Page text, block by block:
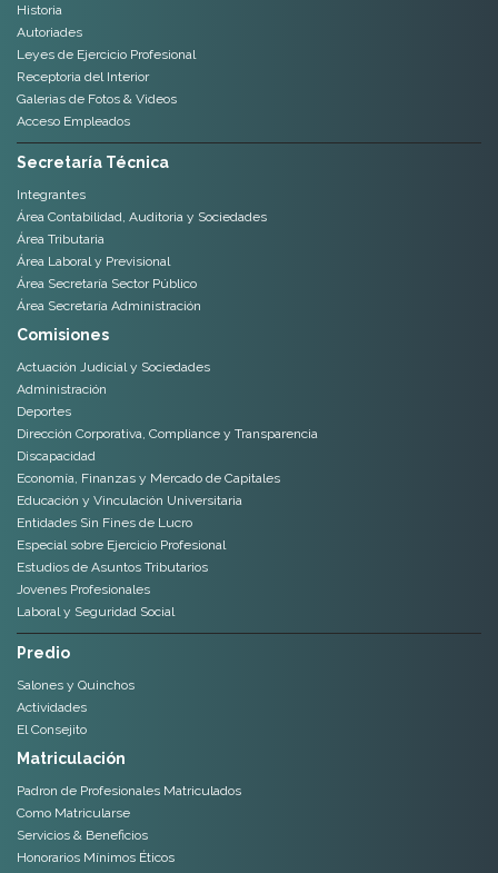
Historia
Autoriades
Leyes de Ejercicio Profesional
Receptoria del Interior
Galerias de Fotos & Videos
Acceso Empleados
Secretaría Técnica
Integrantes
Área Contabilidad, Auditoria y Sociedades
Área Tributaria
Área Laboral y Previsional
Área Secretaría Sector Público
Área Secretaría Administración
Comisiones
Actuación Judicial y Sociedades
Administración
Deportes
Dirección Corporativa, Compliance y Transparencia
Discapacidad
Economía, Finanzas y Mercado de Capitales
Educación y Vinculación Universitaria
Entidades Sin Fines de Lucro
Especial sobre Ejercicio Profesional
Estudios de Asuntos Tributarios
Jovenes Profesionales
Laboral y Seguridad Social
Predio
Salones y Quinchos
Actividades
El Consejito
Matriculación
Padron de Profesionales Matriculados
Como Matricularse
Servicios & Beneficios
Honorarios Mínimos Éticos